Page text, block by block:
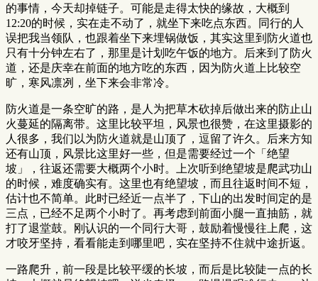
的事情，今天却掉链子。可能是走得太快的缘故，大概到
12:20的时候，实在走不动了，就坐下来吃点东西。同行的人
误把我当领队，也跟着坐下来埋锅做饭，其实这里到防火道也
只有十分钟左右了，那里是计划吃午饭的地方。后来到了防火
道，还是庆幸在前面的地方吃的东西，因为防火道上比较空
旷，寒风凛冽，坐下来会非常冷。
防火道是一条空旷的路，是人为把草木砍掉后做出来的防止山
火蔓延的隔离带。这里比较平坦，风景也很赞，在这里摄影的
人很多，我们以为防火道就是山顶了，逗留了许久。后来方知
还有山顶，风景比这里好一些，但是需要经过一个「绝望
坡」，往返还需要大概两个小时。上次听到绝望坡是爬武功山
的时候，难度确实有。这里也有绝望坡，而且往返时间不短，
估计也不简单。此时已经近一点半了，下山的出发时间定的是
三点，已经不足两个小时了。再考虑到前面小腿一直抽筋，就
打了退堂鼓。刚认识的一个同行大哥，鼓励着慢慢往上爬，这
才咬牙坚持，看看能走到哪里吧，实在坚持不住就中途折返。
一路爬升，前一段是比较平缓的长坡，而后是比较陡一点的长